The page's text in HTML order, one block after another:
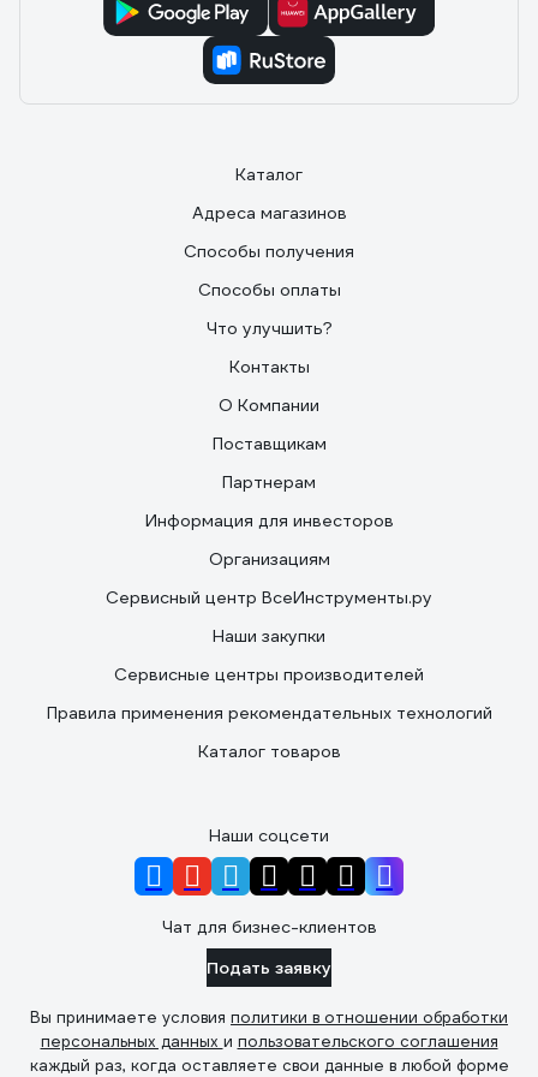
фирм нет вообще никакой информации).
Каталог
Адреса магазинов
Способы получения
Способы оплаты
Что улучшить?
Контакты
О Компании
Поставщикам
Партнерам
Информация для инвесторов
Организациям
Сервисный центр ВсеИнструменты.ру
Наши закупки
Сервисные центры производителей
Правила применения рекомендательных технологий
Каталог товаров
Наши соцсети
Чат для бизнес-клиентов
Подать заявку
Вы принимаете условия политики в отношении обработки
персональных данных и пользовательского соглашения
каждый раз, когда оставляете свои данные в любой форме